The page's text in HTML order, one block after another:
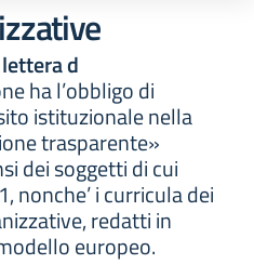
d
ha l’obbligo di
istituzionale nella
trasparente»
dei soggetti di cui
nonche’ i curricula dei
redatti in
europeo.